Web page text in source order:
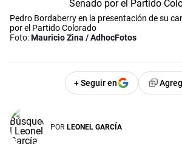
Pedro Bordaberry en la presentación de su
por el Partido Colorado
Foto:Mauricio Zina / AdhocFotos
+ Seguir en
POR LEONEL GARCÍA